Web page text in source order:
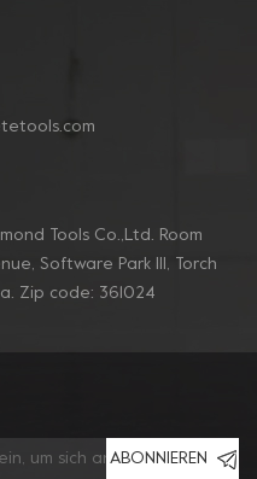
Tools Co.,Ltd. Room
Software Park Ill, Torch
Zip code: 361024
ABONNIEREN